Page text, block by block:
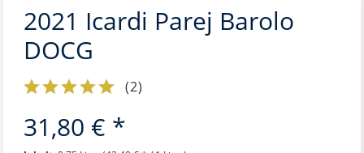
2021 Icardi Parej Barolo
DOCG
(2)
31,80 € *